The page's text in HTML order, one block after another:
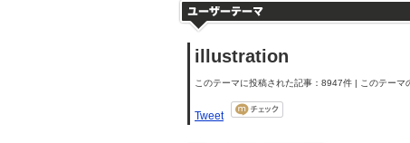
illustration
このテーマに投稿された記事：8947件 | このテーマ
Tweet